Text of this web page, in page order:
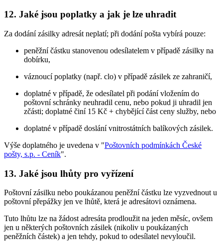
12. Jaké jsou poplatky a jak je lze uhradit
Za dodání zásilky adresát neplatí; při dodání pošta vybírá pouze:
peněžní částku stanovenou odesílatelem v případě zásilky na
dobírku,
váznoucí poplatky (např. clo) v případě zásilek ze zahraničí,
doplatné v případě, že odesílatel při podání vložením do
poštovní schránky neuhradil cenu, nebo pokud ji uhradil jen
zčásti; doplatné činí 15 Kč + chybějící část ceny služby, nebo
doplatné v případě doslání vnitrostátních balíkových zásilek.
Výše doplatného je uvedena v "Poštovních podmínkách České
pošty, s.p. - Ceník".
13. Jaké jsou lhůty pro vyřízení
Poštovní zásilku nebo poukázanou peněžní částku lze vyzvednout u
poštovní přepážky jen ve lhůtě, která je adresátovi oznámena.
Tuto lhůtu lze na žádost adresáta prodloužit na jeden měsíc, ovšem
jen u některých poštovních zásilek (nikoliv u poukázaných
peněžních částek) a jen tehdy, pokud to odesílatel nevyloučil.